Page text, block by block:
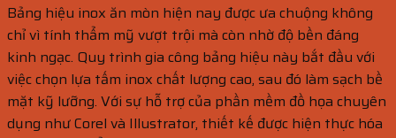
Bảng hiệu inox ăn mòn hiện nay được ưa chuộng không
chỉ vì tính thẩm mỹ vượt trội mà còn nhờ độ bền đáng
kinh ngạc. Quy trình gia công bảng hiệu này bắt đầu với
việc chọn lựa tấm inox chất lượng cao, sau đó làm sạch bề
mặt kỹ lưỡng. Với sự hỗ trợ của phần mềm đồ họa chuyên
dụng như Corel và Illustrator, thiết kế được hiện thực hóa